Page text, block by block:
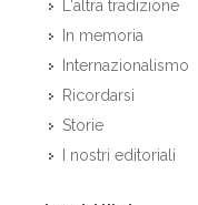
L'altra tradizione
In memoria
Internazionalismo
Ricordarsi
Storie
I nostri editoriali